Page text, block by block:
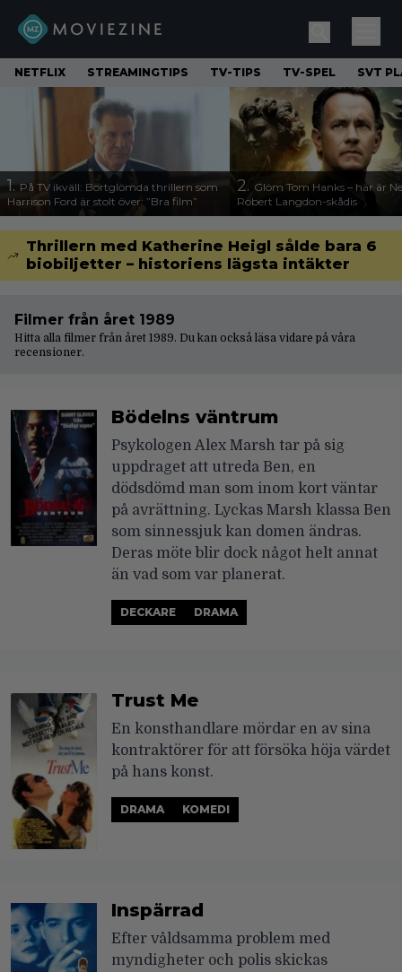
NETFLIX STREAMINGTIPS TV-TIPS TV-SPEL SVT
1. På TV ikväll: Bortglömda thrillern som
Harrison Ford är stolt över: ”Bra film”
2. Glöm Tom Hanks – här är
Robert Langdon-skådis
Thrillern med Katherine Heigl sålde bara 6
biobiljetter – historiens lägsta intäkter
Filmer från året 1989
Hitta alla filmer från året 1989. Du kan också läsa vidare på våra
recensioner.
Bödelns väntrum
Psykologen Alex Marsh tar på sig
uppdraget att utreda Ben, en
dödsdömd man som inom kort väntar
på avrättning. Lyckas Marsh klassa Ben
som sinnessjuk kan domen ändras.
Deras möte blir dock något helt annat
än vad som var planerat.
DECKARE DRAMA
Trust Me
En konsthandlare mördar en av sina
kontraktörer för att försöka höja värdet
på hans konst.
DRAMA KOMEDI
Inspärrad
Efter våldsamma problem med
myndigheter och polis skickas